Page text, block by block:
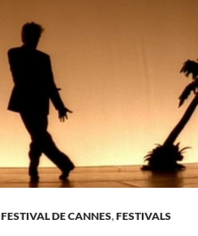
FESTIVAL DE CANNES,FESTIVALS